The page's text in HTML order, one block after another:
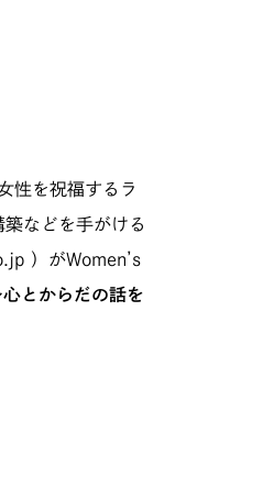
性を祝福するラ
などを手がける
）がWomen’s
心とからだの話を